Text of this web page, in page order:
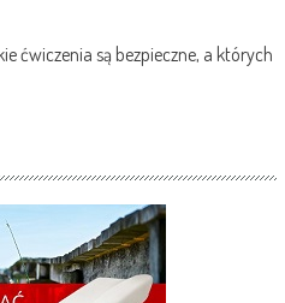
ćwiczenia są bezpieczne, a których